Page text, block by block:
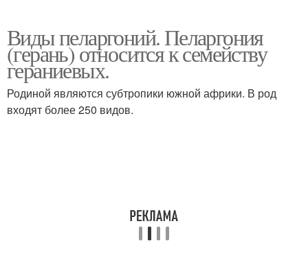
Виды пеларгоний. Пеларгония
(герань) относится к семейству
гераниевых.
Родиной являются субтропики южной африки. В род
входят более 250 видов.